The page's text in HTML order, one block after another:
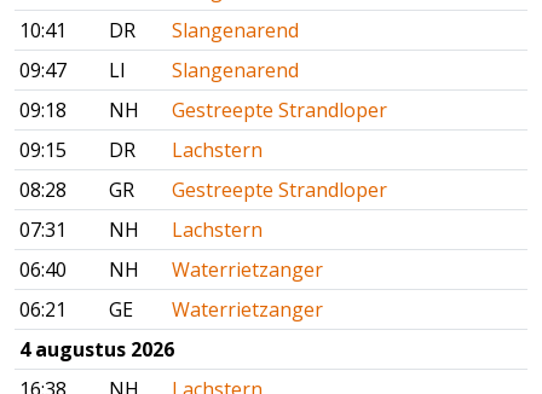
10:41
DR
Slangenarend
09:47
LI
Slangenarend
09:18
NH
Gestreepte Strandloper
09:15
DR
Lachstern
08:28
GR
Gestreepte Strandloper
07:31
NH
Lachstern
06:40
NH
Waterrietzanger
06:21
GE
Waterrietzanger
4 augustus 2026